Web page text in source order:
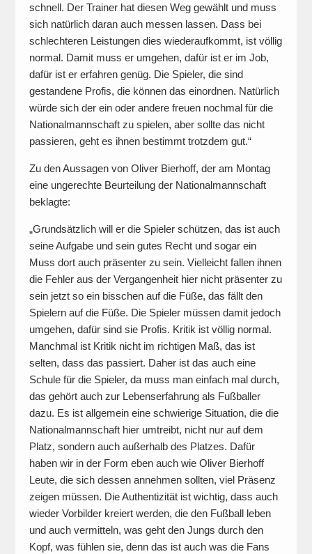
schnell. Der Trainer hat diesen Weg gewählt und muss
sich natürlich daran auch messen lassen. Dass bei
schlechteren Leistungen dies wiederaufkommt, ist völlig
normal. Damit muss er umgehen, dafür ist er im Job,
dafür ist er erfahren genüg. Die Spieler, die sind
gestandene Profis, die können das einordnen. Natürlich
würde sich der ein oder andere freuen nochmal für die
Nationalmannschaft zu spielen, aber sollte das nicht
passieren, geht es ihnen bestimmt trotzdem gut.“
Zu den Aussagen von Oliver Bierhoff, der am Montag
eine ungerechte Beurteilung der Nationalmannschaft
beklagte:
„Grundsätzlich will er die Spieler schützen, das ist auch
seine Aufgabe und sein gutes Recht und sogar ein
Muss dort auch präsenter zu sein. Vielleicht fallen ihnen
die Fehler aus der Vergangenheit hier nicht präsenter zu
sein jetzt so ein bisschen auf die Füße, das fällt den
Spielern auf die Füße. Die Spieler müssen damit jedoch
umgehen, dafür sind sie Profis. Kritik ist völlig normal.
Manchmal ist Kritik nicht im richtigen Maß, das ist
selten, dass das passiert. Daher ist das auch eine
Schule für die Spieler, da muss man einfach mal durch,
das gehört auch zur Lebenserfahrung als Fußballer
dazu. Es ist allgemein eine schwierige Situation, die die
Nationalmannschaft hier umtreibt, nicht nur auf dem
Platz, sondern auch außerhalb des Platzes. Dafür
haben wir in der Form eben auch wie Oliver Bierhoff
Leute, die sich dessen annehmen sollten, viel Präsenz
zeigen müssen. Die Authentizität ist wichtig, dass auch
wieder Vorbilder kreiert werden, die den Fußball leben
und auch vermitteln, was geht den Jungs durch den
Kopf, was fühlen sie, denn das ist auch was die Fans